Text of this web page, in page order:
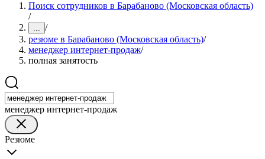
Поиск сотрудников в Барабаново (Московская область)
/
... /
резюме в Барабаново (Московская область)/
менеджер интернет-продаж/
полная занятость
менеджер интернет-продаж
Резюме